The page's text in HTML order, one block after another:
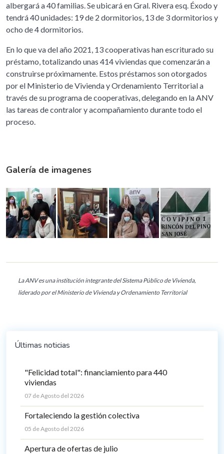
albergará a 40 familias. Se ubicará en Gral. Rivera esq. Éxodo y
tendrá 40 unidades: 19 de 2 dormitorios, 13 de 3 dormitorios y
ocho de 4 dormitorios.
En lo que va del año 2021, 13 cooperativas han escriturado su
préstamo, totalizando unas 414 viviendas que comenzarán a
construirse próximamente. Estos préstamos son otorgados
por el Ministerio de Vivienda y Ordenamiento Territorial a
través de su programa de cooperativas, delegando en la ANV
las tareas de contralor y acompañamiento durante todo el
proceso.
Galería de imagenes
La ANV es una institución integrante del Sistema Público de Vivienda,
liderado por el Ministerio de Vivienda y Ordenamiento Territorial
Últimas noticias
"Felicidad total": financiamiento para 440
viviendas
07 de Agosto del 2026
Fortaleciendo la gestión colectiva
05 de Agosto del 2026
Apertura de ofertas de julio